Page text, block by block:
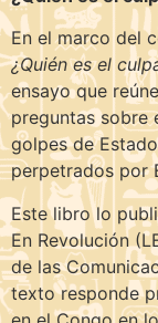
En el marco del
¿Quién es el
ensayo que
preguntas sobre
golpes de
perpetrados por
Este libro lo
En Revolución
de las
texto responde